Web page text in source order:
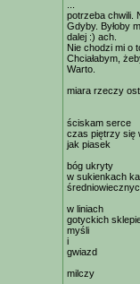
potrzeba chwili.
Gdyby. Byłoby
dalej :) ach.
Nie chodzi mi o
Chciałabym,
Warto.
miara rzeczy
ściskam serce
czas piętrzy się
jak piasek
bóg ukryty
w sukienkach
w liniach
gotyckich
myśli
i
gwiazd
milczy